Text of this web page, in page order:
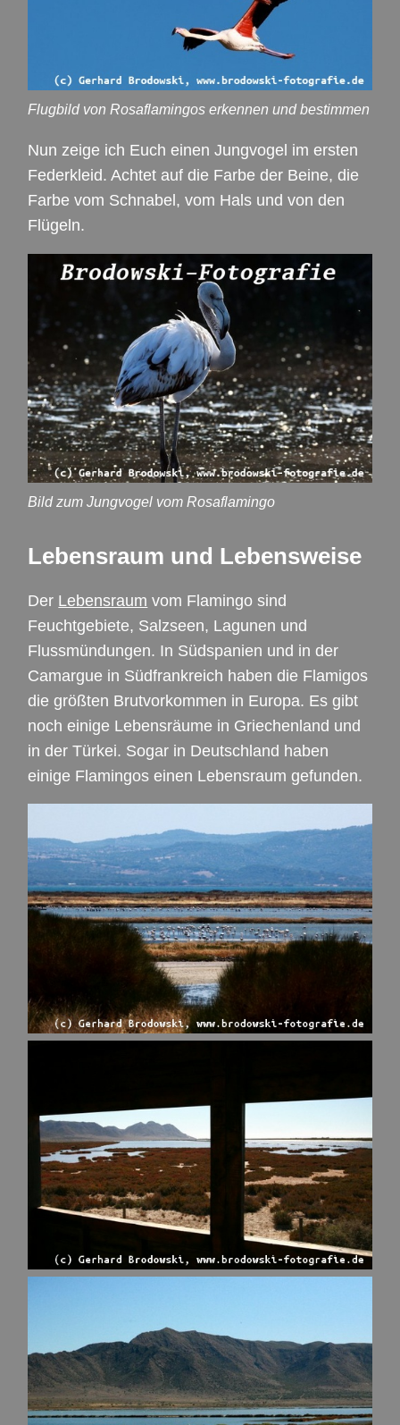
Flugbild von Rosaflamingos erkennen und bestimmen
Nun zeige ich Euch einen Jungvogel im ersten
Federkleid. Achtet auf die Farbe der Beine, die
Farbe vom Schnabel, vom Hals und von den
Flügeln.
Bild zum Jungvogel vom Rosaflamingo
Lebensraum und Lebensweise
Der Lebensraum vom Flamingo sind
Feuchtgebiete, Salzseen, Lagunen und
Flussmündungen. In Südspanien und in der
Camargue in Südfrankreich haben die Flamigos
die größten Brutvorkommen in Europa. Es gibt
noch einige Lebensräume in Griechenland und
in der Türkei. Sogar in Deutschland haben
einige Flamingos einen Lebensraum gefunden.